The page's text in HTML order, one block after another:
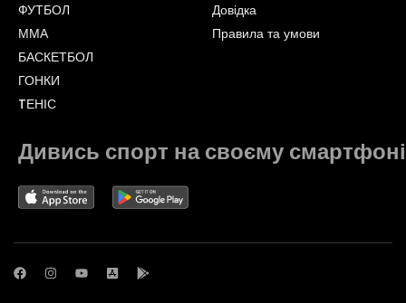
ФУТБОЛ
ММА
БАСКЕТБОЛ
ГОНКИ
TЕНІС
Довідка
Правила та умови
Дивись спорт на своєму смартфоні